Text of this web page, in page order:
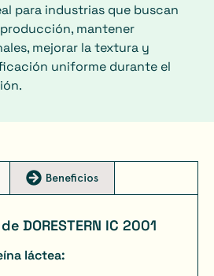
para industrias que buscan
mantener
mejorar la textura y
uniforme durante el
Beneficios
DORESTERN IC 2001
láctea: